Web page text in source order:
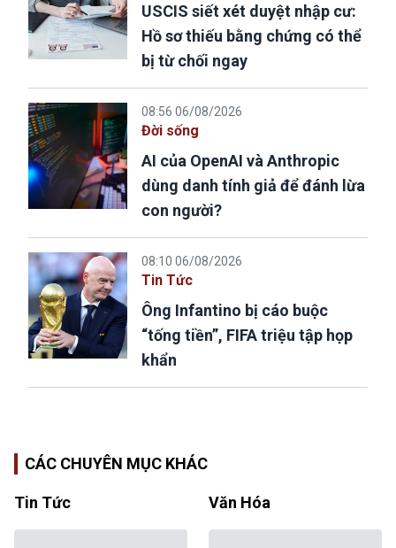
USCIS siết xét duyệt nhập cư:
Hồ sơ thiếu bằng chứng có thể
bị từ chối ngay
08:56 06/08/2026
Đời sống
AI của OpenAI và Anthropic
dùng danh tính giả để đánh lừa
con người?
08:10 06/08/2026
Tin Tức
Ông Infantino bị cáo buộc
“tống tiền”, FIFA triệu tập họp
khẩn
CÁC CHUYÊN MỤC KHÁC
Tin Tức Văn Hóa